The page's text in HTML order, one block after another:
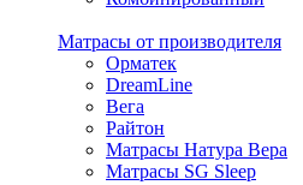
Матрасы от производителя
Орматек
DreamLine
Вега
Райтон
Матрасы Натура Вера
Матрасы SG Sleep